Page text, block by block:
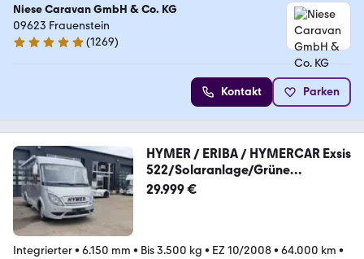
Niese Caravan GmbH & Co. KG
09623 Frauenstein
4.9 Sterne
(1269)
Kontakt Parken
HYMER / ERIBA / HYMERCAR Exsis
522/Solaranlage/Grüne
Plakette/Festbett
29.999 €
Integrierter• 6.150 mm • Bis 3.500 kg • EZ 10/2008• 64.000 km •